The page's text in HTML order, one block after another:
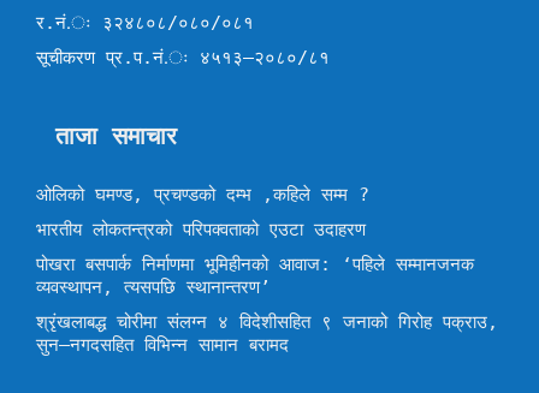
र.नं.ः ३२४८०८/०८०/०८१
सूचीकरण प्र.प.नं.ः ४५१३–२०८०/८१
ताजा समाचार
ओलिको घमण्ड, प्रचण्डको दम्भ ,कहिले सम्म ?
भारतीय लोकतन्त्रको परिपक्वताको एउटा उदाहरण
पोखरा बसपार्क निर्माणमा भूमिहीनको आवाज: ‘पहिले सम्मानजनक
व्यवस्थापन, त्यसपछि स्थानान्तरण’
श्रृंखलाबद्ध चोरीमा संलग्न ४ विदेशीसहित ९ जनाको गिरोह पक्राउ,
सुन–नगदसहित विभिन्न सामान बरामद